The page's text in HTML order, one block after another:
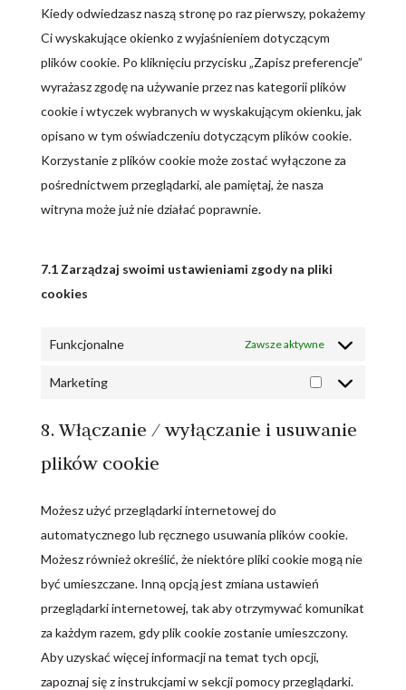
Kiedy odwiedzasz naszą stronę po raz pierwszy, pokażemy
Ci wyskakujące okienko z wyjaśnieniem dotyczącym
plików cookie. Po kliknięciu przycisku „Zapisz preferencje”
wyrażasz zgodę na używanie przez nas kategorii plików
cookie i wtyczek wybranych w wyskakującym okienku, jak
opisano w tym oświadczeniu dotyczącym plików cookie.
Korzystanie z plików cookie może zostać wyłączone za
pośrednictwem przeglądarki, ale pamiętaj, że nasza
witryna może już nie działać poprawnie.
7.1 Zarządzaj swoimi ustawieniami zgody na pliki
cookies
Funkcjonalne Zawsze aktywne
Marketing
8. Włączanie / wyłączanie i usuwanie
plików cookie
Możesz użyć przeglądarki internetowej do
automatycznego lub ręcznego usuwania plików cookie.
Możesz również określić, że niektóre pliki cookie mogą nie
być umieszczane. Inną opcją jest zmiana ustawień
przeglądarki internetowej, tak aby otrzymywać komunikat
za każdym razem, gdy plik cookie zostanie umieszczony.
Aby uzyskać więcej informacji na temat tych opcji,
zapoznaj się z instrukcjami w sekcji pomocy przeglądarki.